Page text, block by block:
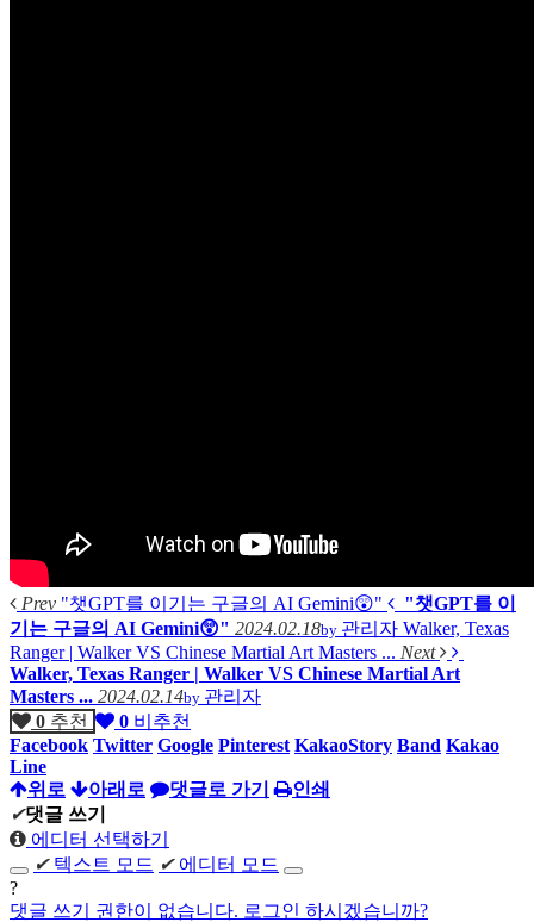
Prev "챗GPT를 이기는 구글의 AI Gemini😲"
"챗GPT를 이
기는 구글의 AI Gemini😲" 2024.02.18by 관리자 Walker, Texas
Ranger | Walker VS Chinese Martial Art Masters ... Next
Walker, Texas Ranger | Walker VS Chinese Martial Art
Masters ... 2024.02.14by 관리자
0 추천 0 비추천
Facebook Twitter Google Pinterest KakaoStory Band Kakao
Line
위로
아래로 댓글로 가기
인쇄
✔댓글 쓰기
에디터 선택하기
✔ 텍스트 모드 ✔ 에디터 모드
?
댓글 쓰기 권한이 없습니다. 로그인 하시겠습니까?